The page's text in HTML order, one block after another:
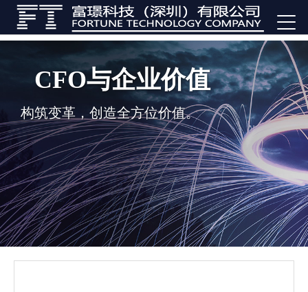
CFO与企业价值
构筑变革，创造全方位价值。